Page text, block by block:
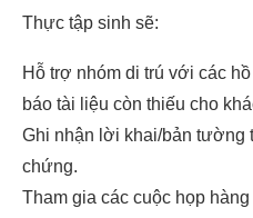
Thực tập sinh sẽ:
Hỗ trợ nhóm di trú với các
báo tài liệu còn thiếu cho
Ghi nhận lời khai/bản tường
chứng.
Tham gia các cuộc họp